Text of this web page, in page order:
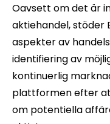
Oavsett om det är
aktiehandel, stöder
aspekter av
identifiering av
kontinuerlig
plattformen efter
om potentiella